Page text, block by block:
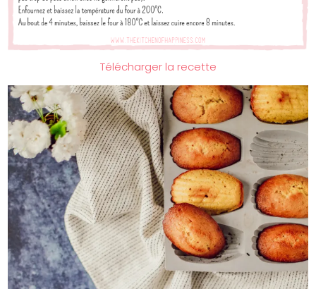
Télécharger la recette